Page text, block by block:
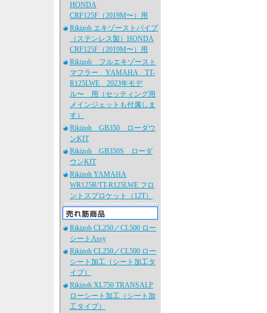
HONDA
CRF125F（2019M〜）用
Rikizoh エキゾーストパイプ
（ステンレス製）HONDA
CRF125F（2019M〜）用
Rikizoh フルエキゾースト
マフラー YAMAHA TT-
R125LWE 2023年モデ
ル〜 用（セッティング用
メインジェットも付属しま
す）
Rikizoh GB350 ローダウ
ンKIT
Rikizoh GB350S ローダ
ウンKIT
Rikizoh YAMAHA
WR125R/TT-R125LWE フロ
ントスプロケット（12T）
Rikizoh CL250／CL500 ロー
シートAssy
Rikizoh CL250／CL500 ロー
シート加工（シート加工タ
イプ）
Rikizoh XL750 TRANSALP
ローシート加工（シート加
工タイプ）